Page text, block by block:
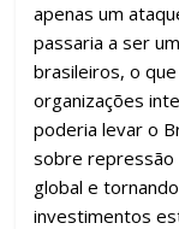
apenas um
passaria a ser
brasileiros, o
organizações
poderia levar o
sobre repressão
global e
investimentos